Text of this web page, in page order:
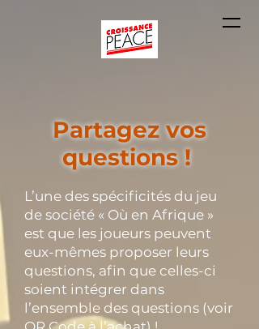
Partagez vos
questions !
L’une des spécificités du jeu
de société « Où en Afrique »
est que les joueurs peuvent
eux-mêmes proposer leurs
questions, afin que celles-ci
soient intégrer dans
l’ensemble des questions (voir